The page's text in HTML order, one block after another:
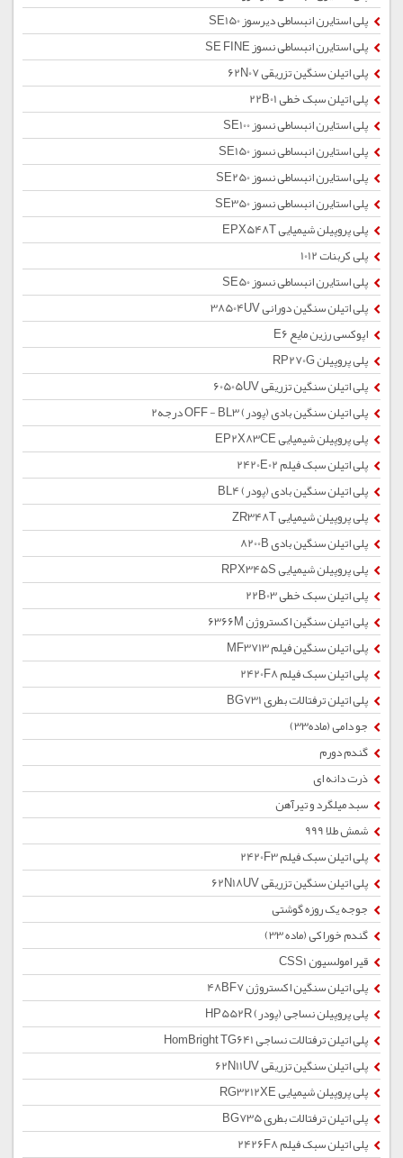
پلی استایرن انبساطی دیرسوز SE150
پلی استایرن انبساطی نسوز SE FINE
پلی اتیلن سنگین تزریقی 62N07
پلی اتیلن سبک خطی 22B01
پلی استایرن انبساطی نسوز SE100
پلی استایرن انبساطی نسوز SE150
پلی استایرن انبساطی نسوز SE250
پلی استایرن انبساطی نسوز SE350
پلی پروپیلن شیمیایی EPX548T
پلی کربنات 1012
پلی استایرن انبساطی نسوز SE50
پلی اتیلن سنگین دورانی 38504UV
اپوکسی رزین مایع E6
پلی پروپیلن RP270G
پلی اتیلن سنگین تزریقی 60505UV
پلی اتیلن سنگین بادی (پودر) OFF - BL3 درجه2
پلی پروپیلن شیمیایی EP2X83CE
پلی اتیلن سبک فیلم 2420E02
پلی اتیلن سنگین بادی (پودر) BL4
پلی پروپیلن شیمیایی ZR348T
پلی اتیلن سنگین بادی 8200B
پلی پروپیلن شیمیایی RPX345S
پلی اتیلن سبک خطی 22B03
پلی اتیلن سنگین اکستروژن 6366M
پلی اتیلن سنگین فیلم MF3713
پلی اتیلن سبک فیلم 2420F8
پلی اتیلن ترفتالات بطری BG731
جو دامی (ماده33)
گندم دورم
ذرت دانه ای
سبد میلگرد و تیرآهن
شمش طلا 999
پلی اتیلن سبک فیلم 2420F3
پلی اتیلن سنگین تزریقی 62N18UV
جوجه یک روزه گوشتی
گندم خوراکی (ماده 33)
قیر امولسیون CSS1
پلی اتیلن سنگین اکستروژن 48BF7
پلی پروپیلن نساجی (پودر) HP552R
پلی اتیلن ترفتالات نساجی HomBright TG641
پلی اتیلن سنگین تزریقی 62N11UV
پلی پروپیلن شیمیایی RG3212XE
پلی اتیلن ترفتالات بطری BG735
پلی اتیلن سبک فیلم 2426F8